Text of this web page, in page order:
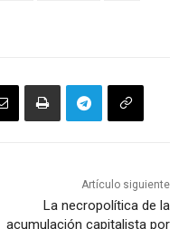
Artículo siguiente
La necropolítica de la
acumulación capitalista por